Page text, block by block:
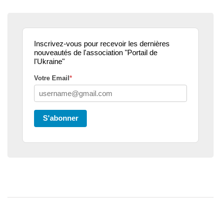
Inscrivez-vous pour recevoir les dernières
nouveautés de l'association "Portail de
l'Ukraine"
Votre Email *
S'abonner